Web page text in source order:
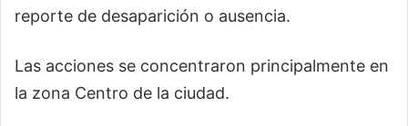
reporte de desaparición o ausencia.
Las acciones se concentraron principalmente en
la zona Centro de la ciudad.